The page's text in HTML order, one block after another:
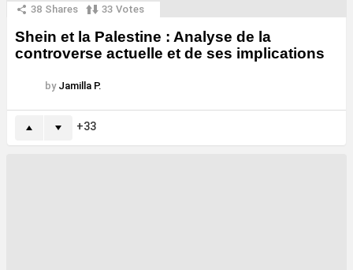
38 Shares 33 Votes
Shein et la Palestine : Analyse de la
controverse actuelle et de ses implications
by Jamilla P.
33